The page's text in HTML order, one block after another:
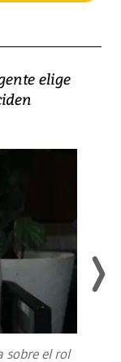
elige
sobre el rol